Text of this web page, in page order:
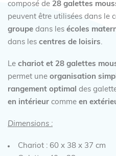
composé de 28 galettes
peuvent être utilisées dans le
groupe dans les écoles
dans les centres de loisirs.
Le chariot et 28 galettes
permet une organisation
rangement optimal des
en intérieur comme en
Dimensions :
Chariot : 60 x 38 x 37 cm